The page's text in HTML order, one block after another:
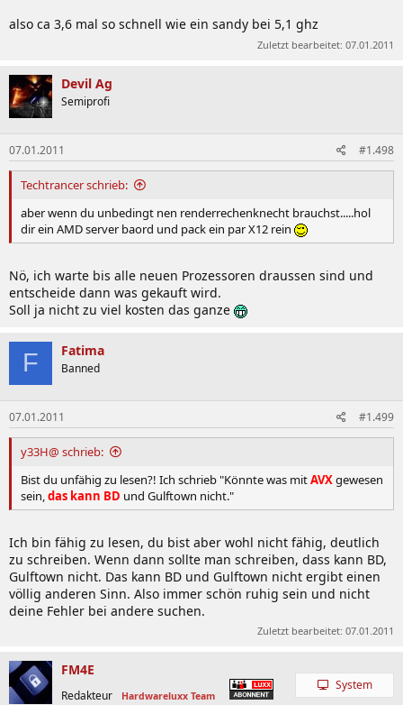
also ca 3,6 mal so schnell wie ein sandy bei 5,1 ghz
Zuletzt bearbeitet: 07.01.2011
Devil Ag
Semiprofi
07.01.2011 #1.498
Techtrancer schrieb:
aber wenn du unbedingt nen renderrechenknecht brauchst.....hol
dir ein AMD server baord und pack ein par X12 rein
Nö, ich warte bis alle neuen Prozessoren draussen sind und
entscheide dann was gekauft wird.
Soll ja nicht zu viel kosten das ganze
F Fatima
Banned
07.01.2011 #1.499
y33H@ schrieb:
Bist du unfähig zu lesen?! Ich schrieb "Könnte was mitAVXgewesen
sein,das kann BD und Gulftown nicht."
Ich bin fähig zu lesen, du bist aber wohl nicht fähig, deutlich
zu schreiben. Wenn dann sollte man schreiben, dass kann BD,
Gulftown nicht. Das kann BD und Gulftown nicht ergibt einen
völlig anderen Sinn. Also immer schön ruhig sein und nicht
deine Fehler bei andere suchen.
Zuletzt bearbeitet: 07.01.2011
FM4E
Redakteur Hardwareluxx Team
System